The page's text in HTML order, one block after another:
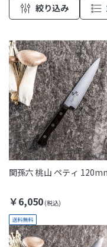
絞り込み
関孫六 桃山 ペティ
￥6,050